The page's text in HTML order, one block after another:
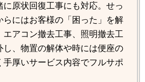
に原状回復工事にも対応。せっ
らにはお客様の「困った」を解
エアコン撤去工事、照明撤去工
し、物置の解体や時には便座の
手厚いサービス内容でフルサポ